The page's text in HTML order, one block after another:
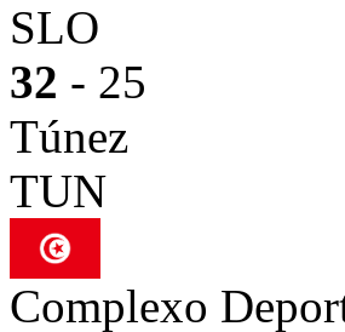
SLO
32 - 25
Túnez
TUN
Complexo